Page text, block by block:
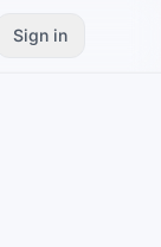
Sign in